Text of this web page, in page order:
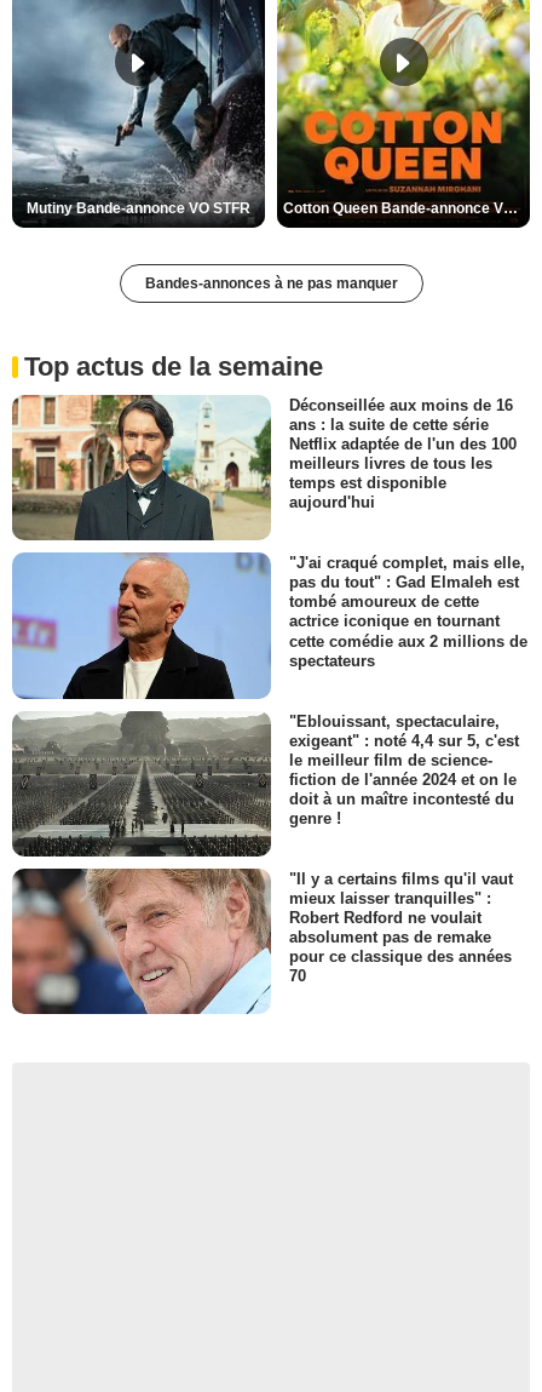
Mutiny Bande-annonce VO STFR Cotton Queen Bande-annonce VO STFR
Bandes-annonces à ne pas manquer
Top actus de la semaine
Déconseillée aux moins de 16
ans : la suite de cette série
Netflix adaptée de l'un des 100
meilleurs livres de tous les
temps est disponible
aujourd'hui
"J'ai craqué complet, mais elle,
pas du tout" : Gad Elmaleh est
tombé amoureux de cette
actrice iconique en tournant
cette comédie aux 2 millions de
spectateurs
"Eblouissant, spectaculaire,
exigeant" : noté 4,4 sur 5, c'est
le meilleur film de science-
fiction de l'année 2024 et on le
doit à un maître incontesté du
genre !
"Il y a certains films qu'il vaut
mieux laisser tranquilles" :
Robert Redford ne voulait
absolument pas de remake
pour ce classique des années
70